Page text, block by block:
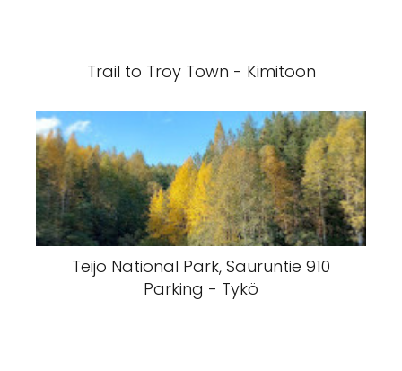
Trail to Troy Town - Kimitoön
Teijo National Park, Sauruntie 910
Parking - Tykö